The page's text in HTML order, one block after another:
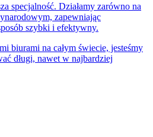
specjalność. Działamy zarówno na
zapewniając
szybki i efektywny.
biurami na całym świecie, jesteśmy
długi, nawet w najbardziej